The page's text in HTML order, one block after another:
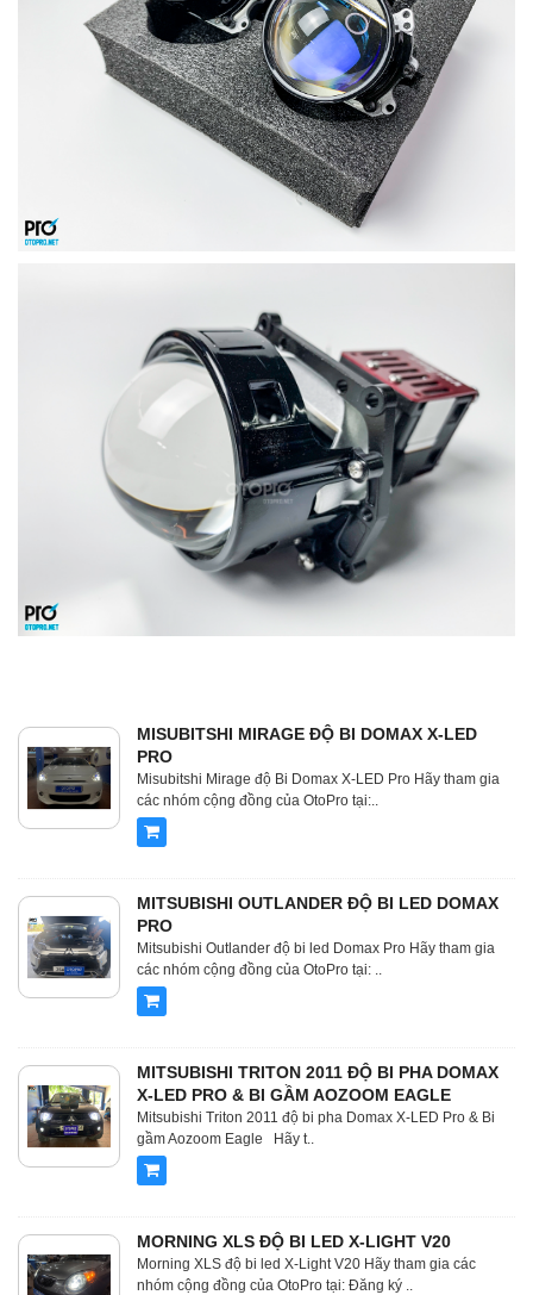
MISUBITSHI MIRAGE ĐỘ BI DOMAX X-LED
PRO
Misubitshi Mirage độ Bi Domax X-LED Pro Hãy tham gia
các nhóm cộng đồng của OtoPro tại:..
MITSUBISHI OUTLANDER ĐỘ BI LED DOMAX
PRO
Mitsubishi Outlander độ bi led Domax Pro Hãy tham gia
các nhóm cộng đồng của OtoPro tại: ..
MITSUBISHI TRITON 2011 ĐỘ BI PHA DOMAX
X-LED PRO & BI GẦM AOZOOM EAGLE
Mitsubishi Triton 2011 độ bi pha Domax X-LED Pro & Bi
gầm Aozoom Eagle Hãy t..
MORNING XLS ĐỘ BI LED X-LIGHT V20
Morning XLS độ bi led X-Light V20 Hãy tham gia các
nhóm cộng đồng của OtoPro tại: Đăng ký ..